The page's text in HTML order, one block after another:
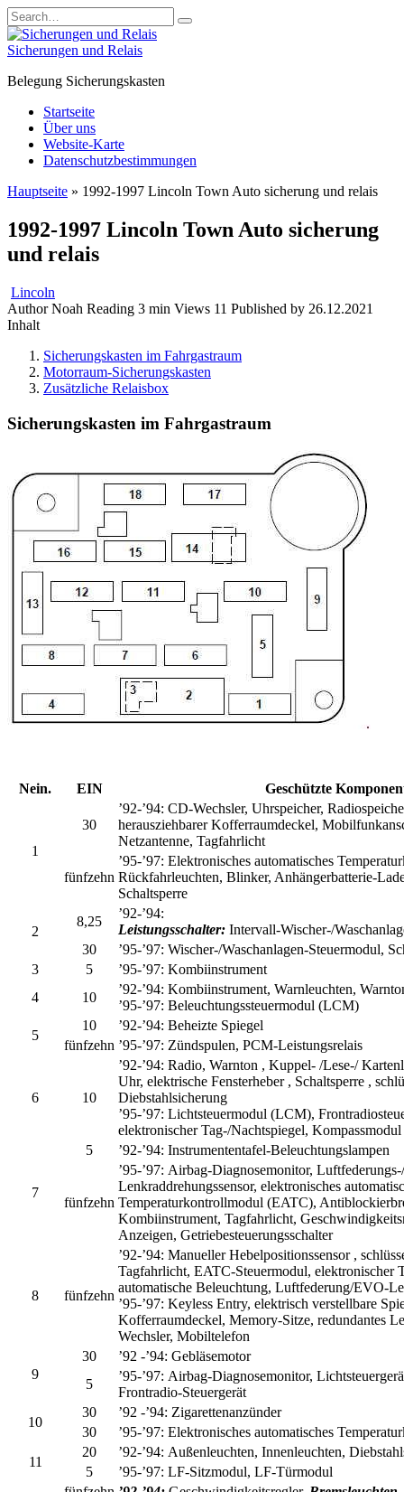
Skip
to
content
Search
for:
Sicherungen und Relais
Belegung Sicherungskasten
Startseite
Über uns
Website-Karte
Datenschutzbestimmungen
Hauptseite » 1992-1997 Lincoln Town Auto sicherung und relais
1992-1997 Lincoln Town Auto sicherung
und relais
Lincoln
Author Noah Reading 3 min Views 11 Published by 26.12.2021
Inhalt
Sicherungskasten im Fahrgastraum
Motorraum-Sicherungskasten
Zusätzliche Relaisbox
Sicherungskasten im Fahrgastraum
Nein. EIN Geschützte
1
30
’92-’94: CD-Wechsler, Uhrspeicher,
herausziehbarer Kofferraumdeckel,
Netzantenne, Tagfahrlicht
fünfzehn
’95-’97: Elektronisches automatisches
Rückfahrleuchten, Blinker, Anhängerbatterie-
Schaltsperre
2
8,25
’92-’94:
Leistungsschalter: Intervall-Wischer-/
30
’95-’97: Wischer-/Waschanlagen-Steuermodul,
3
5 ’95-’97: Kombiinstrument
4
10
’92-’94: Kombiinstrument, Warnleuchten,
’95-’97: Beleuchtungssteuermodul (LCM)
5
10 ’92-’94: Beheizte Spiegel
fünfzehn ’95-’97: Zündspulen, PCM-Leistungsrelais
6 10
’92-’94: Radio, Warnton , Kuppel- /Lese-/
Uhr, elektrische Fensterheber , Schaltsperre ,
Diebstahlsicherung
’95-’97: Lichtsteuermodul (LCM),
elektronischer Tag-/Nachtspiegel, Kompassmodul
7
5 ’92-’94: Instrumententafel-Beleuchtungslampen
fünfzehn
’95-’97: Airbag-Diagnosemonitor,
Lenkraddrehungssensor, elektronisches
Temperaturkontrollmodul (EATC),
Kombiinstrument, Tagfahrlicht,
Anzeigen, Getriebesteuerungsschalter
8 fünfzehn
’92-’94: Manueller Hebelpositionssensor ,
Tagfahrlicht, EATC-Steuermodul, elektronischer
automatische Beleuchtung, Luftfederung/EVO-
’95-’97: Keyless Entry, elektrisch verstellbare
Kofferraumdeckel, Memory-Sitze, redundantes
Wechsler, Mobiltelefon
9
30 ’92 -’94: Gebläsemotor
5
’95-’97: Airbag-Diagnosemonitor,
Frontradio-Steuergerät
10
30 ’92 -’94: Zigarettenanzünder
30
’95-’97: Elektronisches automatisches
11
20 ’92-’94: Außenleuchten, Innenleuchten,
5
’95-’97: LF-Sitzmodul, LF-Türmodul